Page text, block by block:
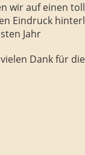
wir auf einen
Eindruck
Jahr
Dank für